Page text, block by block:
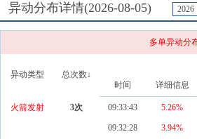
异动分布详情(2026-08-05) 2026
多单异动分
异动类型 总次数↓
时间 详细信息
火箭发射 3次 09:33:43 5.26%
09:32:28 3.94%